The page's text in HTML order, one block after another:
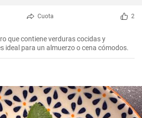
Cuota 2
que contiene verduras cocidas y
ideal para un almuerzo o cena cómodos.